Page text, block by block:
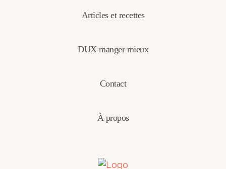
Articles et recettes
DUX manger mieux
Contact
À propos